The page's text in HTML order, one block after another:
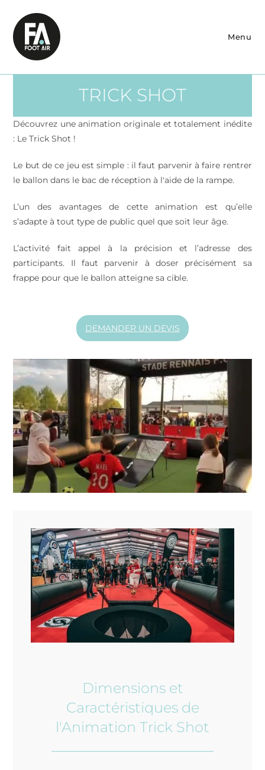
content
Menu
TRICK SHOT
Découvrez une animation originale et totalement inédite
: Le Trick Shot !
Le but de ce jeu est simple : il faut parvenir à faire rentrer
le ballon dans le bac de réception à l'aide de la rampe.
L’un des avantages de cette animation est qu’elle
s’adapte à tout type de public quel que soit leur âge.
L’activité fait appel à la précision et l’adresse des
participants. Il faut parvenir à doser précisément sa
frappe pour que le ballon atteigne sa cible.
DEMANDER UN DEVIS
Dimensions et
Caractéristiques de
l'Animation Trick Shot